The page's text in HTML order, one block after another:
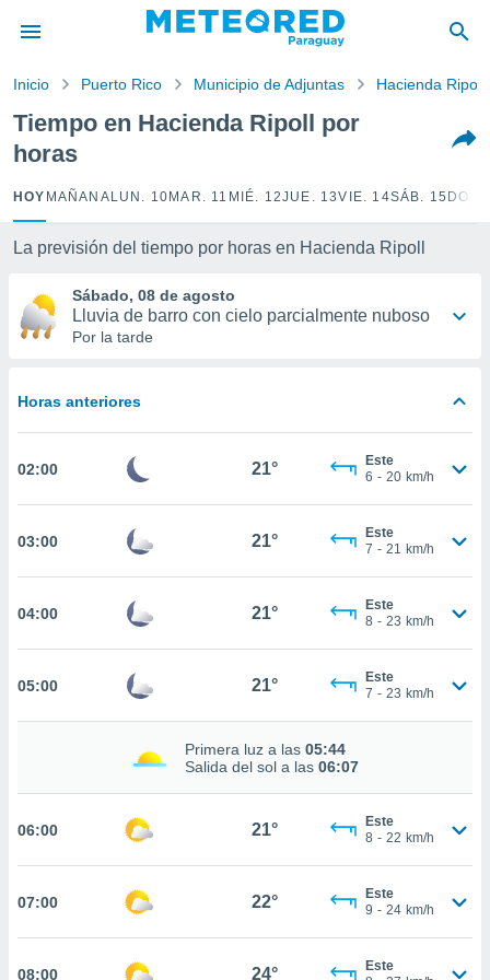
ha
por
para
que se
calidad.
a este
las
y
forma
digital
seguir
la
todas
análisis
así como
en
CONTINUAR
Inicio Puerto Rico Municipio de Adjuntas Hacienda Ripoll
Tiempo en Hacienda Ripoll por
horas
HOY MAÑANA LUN. 10 MAR. 11 MIÉ. 12JUE. 13VIE. 14SÁB. 15
La previsión del tiempo por horas en Hacienda Ripoll
Sábado, 08 de agosto
Lluvia de barro con cielo parcialmente nuboso
Por la tarde
Horas anteriores
02:00 21°
Este
6 - 20 km/h
03:00 21°
Este
7 - 21 km/h
04:00 21°
Este
8 - 23 km/h
05:00 21°
Este
7 - 23 km/h
Primera luz a las 05:44
Salida del sol a las 06:07
06:00 21°
Este
8 - 22 km/h
07:00 22°
Este
9 - 24 km/h
08:00 24°
Este